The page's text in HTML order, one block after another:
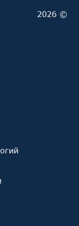
2026 ©